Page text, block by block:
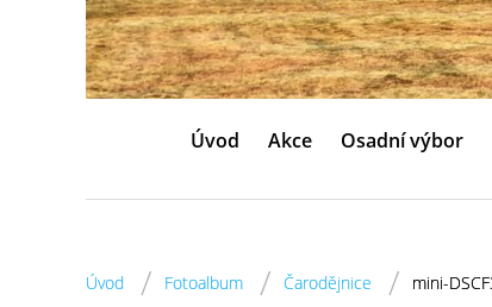
Úvod Akce Osadní výbor
Úvod / Fotoalbum / Čarodějnice / mini-